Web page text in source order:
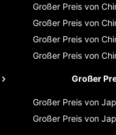
Großer Preis von
Großer Preis von
Großer Preis von
Großer Preis von
Großer
Großer Preis von
Großer Preis von